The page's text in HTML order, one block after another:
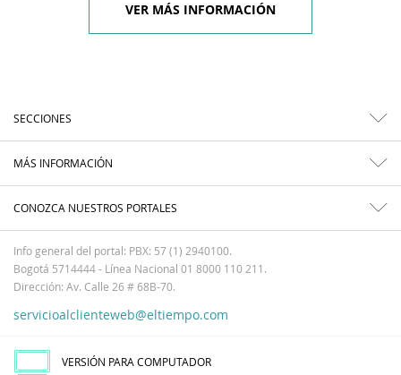
VER MÁS INFORMACIÓN
SECCIONES
MÁS INFORMACIÓN
CONOZCA NUESTROS PORTALES
Info general del portal: PBX: 57 (1) 2940100.
Bogotá 5714444 - Línea Nacional 01 8000 110 211.
Dirección: Av. Calle 26 # 68B-70.
servicioalclienteweb@eltiempo.com
VERSIÓN PARA COMPUTADOR